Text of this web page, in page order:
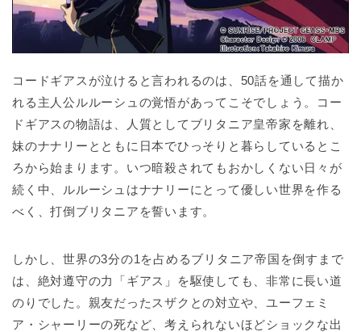
コードギアスが泣けると言われるのは、50話を通して描か
れる主人公ルルーシュの覚悟があってこそでしょう。コー
ドギアスの物語は、人質としてブリタニア皇帝家を離れ、
妹のナナリーとともに日本でひっそりと暮らしているとこ
ろから始まります。いつ暗殺されてもおかしくない日々が
続く中、ルルーシュはナナリーにとって優しい世界を作る
べく、打倒ブリタニアを誓います。
しかし、世界の3分の1を占めるブリタニア帝国を倒すまで
は、絶対遵守の力「ギアス」を駆使しても、非常に長い道
のりでした。親友だったスザクとの対立や、ユーフェミ
ア・シャーリーの死など、考えられないほどショックな出